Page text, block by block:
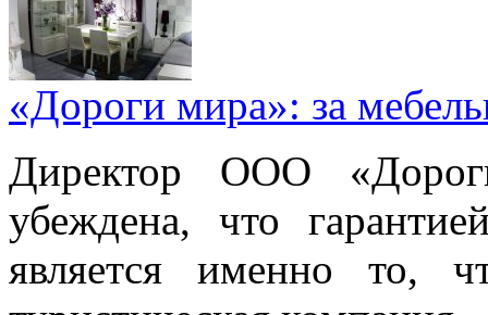
«Дороги мира»: за
Директор ООО
убеждена, что
является именно то,